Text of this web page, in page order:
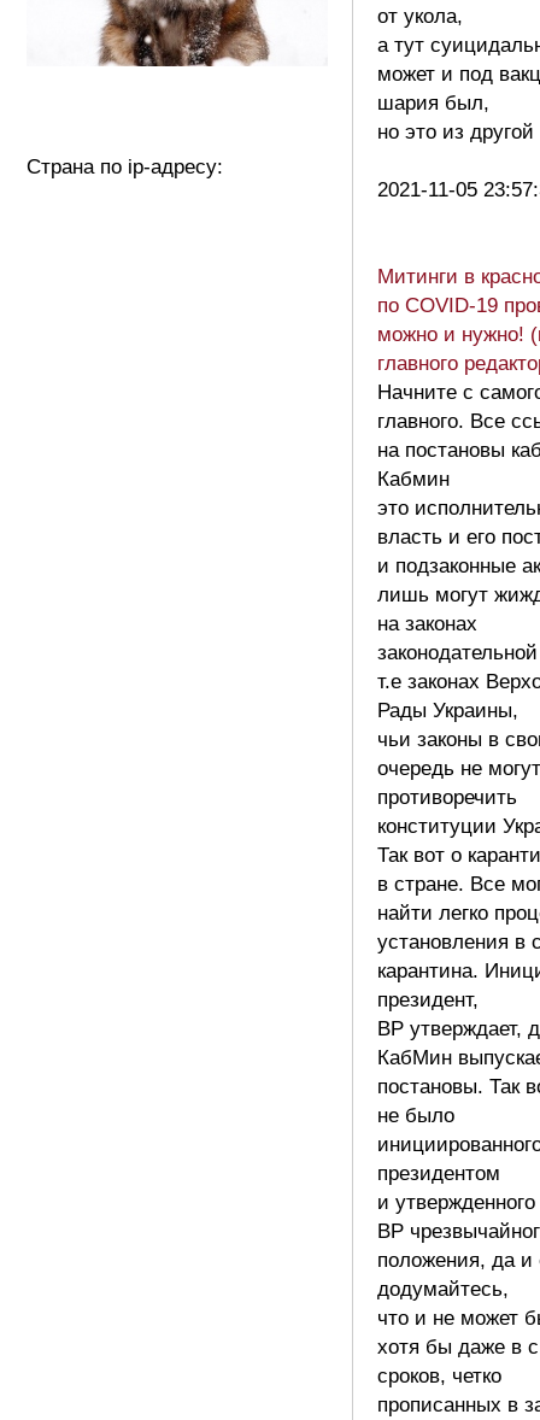
Страна по ip-адресу:
от укола,
а тут
может и под
шария был,
но это из
2021-11-05
Митинги в
по COVID-19
можно и нужно!
главного
Начните с
главного. Все
на постановы
Кабмин
это
власть и его
и подзаконные
лишь могут
на законах
т.е законах
Рады Украины,
чьи законы в
очередь не могут
противоречить
конституции
Так вот о
в стране. Все
найти легко
установления в
карантина.
президент,
ВР утверждает,
КабМин
постановы. Так
не было
президентом
и утвержденного
ВР
положения, да и
додумайтесь,
что и не может
хотя бы даже в
сроков, четко
прописанных в